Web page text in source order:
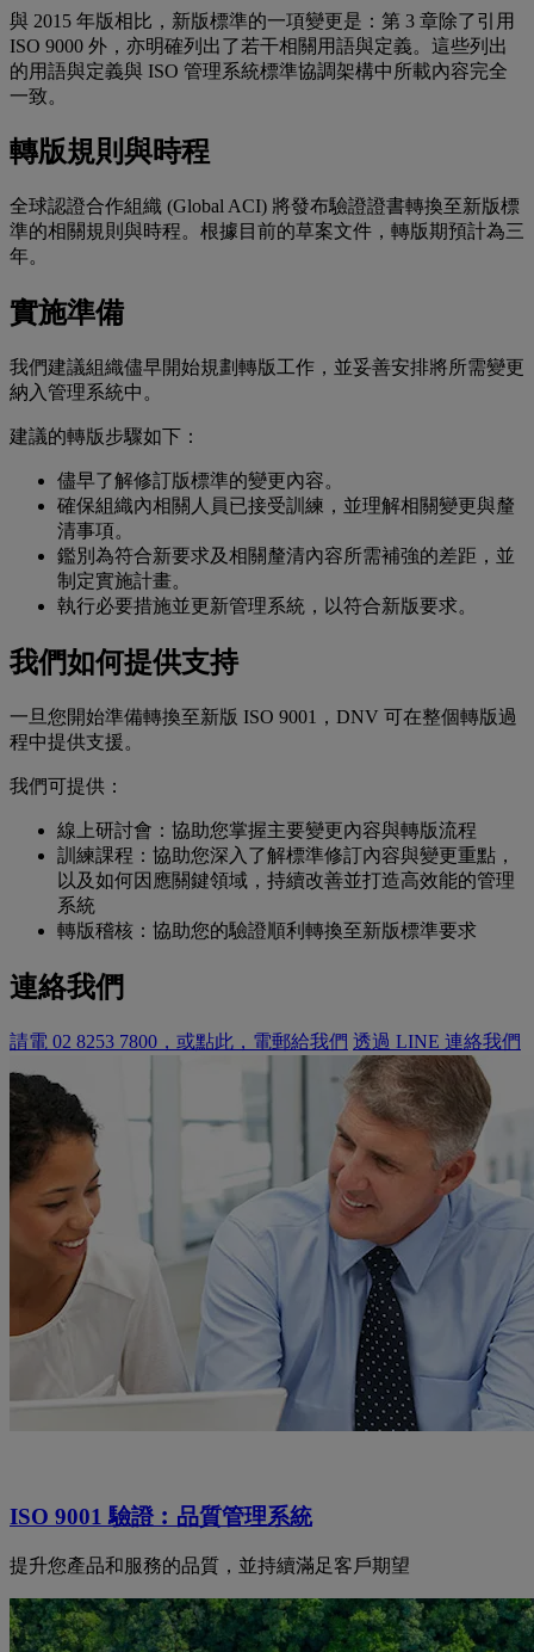
與 2015 年版相比，新版標準的一項變更是：第 3 章除了引用
ISO 9000 外，亦明確列出了若干相關用語與定義。這些列出
的用語與定義與 ISO 管理系統標準協調架構中所載內容完全
一致。
轉版規則與時程
全球認證合作組織 (Global ACI) 將發布驗證證書轉換至新版標
準的相關規則與時程。根據目前的草案文件，轉版期預計為三
年。
實施準備
我們建議組織儘早開始規劃轉版工作，並妥善安排將所需變更
納入管理系統中。
建議的轉版步驟如下：
儘早了解修訂版標準的變更內容。
確保組織內相關人員已接受訓練，並理解相關變更與釐
清事項。
鑑別為符合新要求及相關釐清內容所需補強的差距，並
制定實施計畫。
執行必要措施並更新管理系統，以符合新版要求。
我們如何提供支持
一旦您開始準備轉換至新版 ISO 9001，DNV 可在整個轉版過
程中提供支援。
我們可提供：
線上研討會：協助您掌握主要變更內容與轉版流程
訓練課程：協助您深入了解標準修訂內容與變更重點，
以及如何因應關鍵領域，持續改善並打造高效能的管理
系統
轉版稽核：協助您的驗證順利轉換至新版標準要求
連絡我們
請電 02 8253 7800，或點此，電郵給我們 透過 LINE 連絡我們
ISO 9001 驗證︰品質管理系統
提升您產品和服務的品質，並持續滿足客戶期望